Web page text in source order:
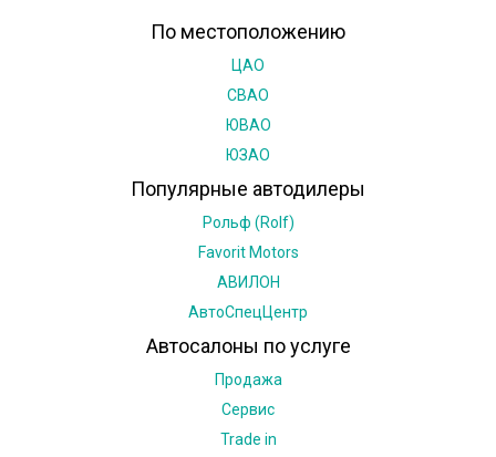
По местоположению
ЦАО
СВАО
ЮВАО
ЮЗАО
Популярные автодилеры
Рольф (Rolf)
Favorit Motors
АВИЛОН
АвтоСпецЦентр
Автосалоны по услуге
Продажа
Сервис
Trade in